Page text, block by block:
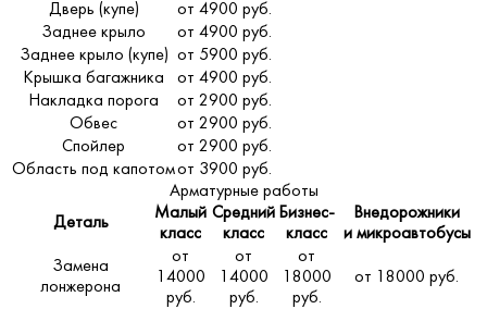
Дверь (купе)
от 4900 руб.
Заднее крыло
от 4900 руб.
Заднее крыло (купе) от 5900 руб.
Крышка багажника
от 4900 руб.
Накладка порога
от 2900 руб.
Обвес
от 2900 руб.
Спойлер
от 2900 руб.
Область под капотомот 3900 руб.
Арматурные работы
Деталь
Малый
класс
Средний
класс
Бизнес-
класс
Внедорожники
и микроавтобусы
Замена
лонжерона
от
14000
руб.
от
14000
руб.
от
18000
руб.
от 18000 руб.